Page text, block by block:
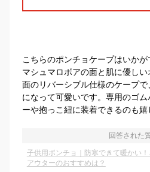
こちらのポンチョケープはいか
マシュマロボアの面と肌に優し
面のリバーシブル仕様のケープ
になって可愛いです。専用のゴ
ーや抱っこ紐に装着できるのも嬉
回答された
子供用ポンチョ｜防寒できて暖かい
アウターのおすすめは？